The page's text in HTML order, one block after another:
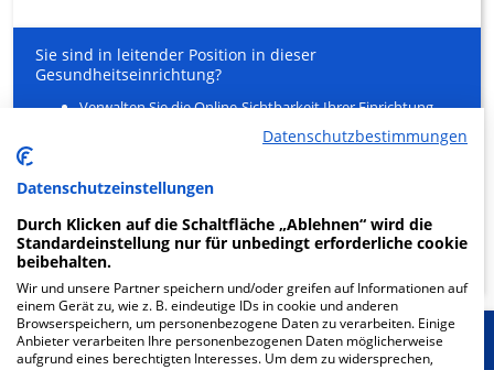
Sie sind in leitender Position in dieser
Gesundheitseinrichtung?
Verwalten Sie die Online-Sichtbarkeit Ihrer Einrichtung
von Arztterminen
MEHR ERFAHREN
Start Für die Klinik Mehr Informationen
Datenschutzbestimmungen
Datenschutzeinstellungen
Durch Klicken auf die Schaltfläche „Ablehnen“ wird die
Standardeinstellung nur für unbedingt erforderliche cookie
beibehalten.
Wir und unsere Partner speichern und/oder greifen auf Informationen auf
einem Gerät zu, wie z. B. eindeutige IDs in cookie und anderen
Browserspeichern, um personenbezogene Daten zu verarbeiten. Einige
Anbieter verarbeiten Ihre personenbezogenen Daten möglicherweise
aufgrund eines berechtigten Interesses. Um dem zu widersprechen,